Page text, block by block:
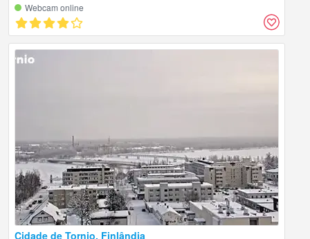
Webcam online
Cidade de Tornio, Finlândia